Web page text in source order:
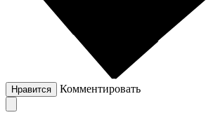
Нравится Комментировать